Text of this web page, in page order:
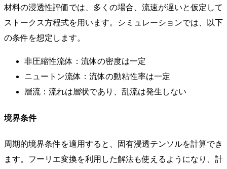
材料の浸透性評価では、多くの場合、流速が遅いと仮定して
ストークス方程式を用います。シミュレーションでは、以下
の条件を想定します。
非圧縮性流体：流体の密度は一定
ニュートン流体：流体の動粘性率は一定
層流：流れは層状であり、乱流は発生しない
境界条件
周期的境界条件を適用すると、固有浸透テンソルを計算でき
ます。フーリエ変換を利用した解法も使えるようになり、計